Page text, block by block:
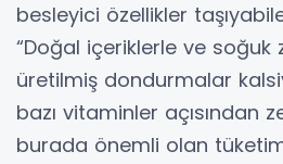
besleyici özellikler
“Doğal içeriklerle ve soğuk
üretilmiş dondurmalar
bazı vitaminler açısından
burada önemli olan